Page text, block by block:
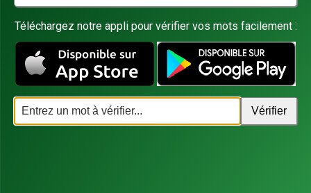
Téléchargez notre appli pour vérifier vos mots facilement :